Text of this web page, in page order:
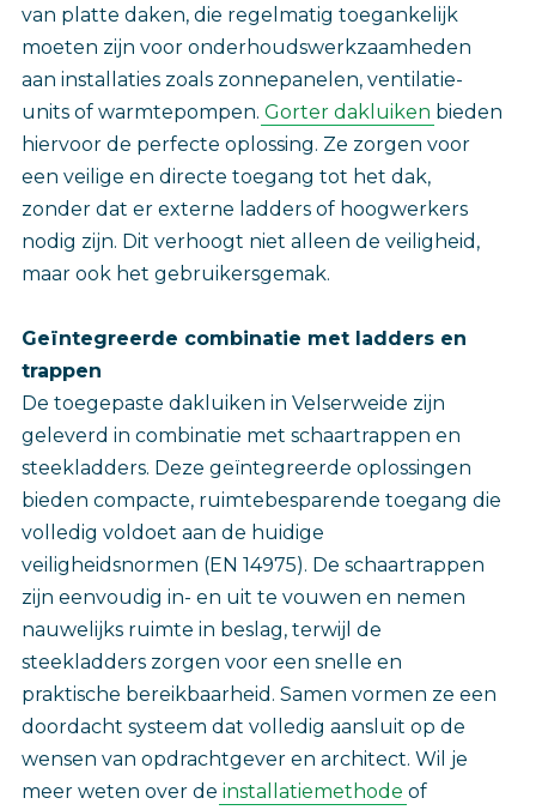
van platte daken, die regelmatig toegankelijk
moeten zijn voor onderhoudswerkzaamheden
aan installaties zoals zonnepanelen, ventilatie-
units of warmtepompen. Gorter dakluiken bieden
hiervoor de perfecte oplossing. Ze zorgen voor
een veilige en directe toegang tot het dak,
zonder dat er externe ladders of hoogwerkers
nodig zijn. Dit verhoogt niet alleen de veiligheid,
maar ook het gebruikersgemak.
Geïntegreerde combinatie met ladders en
trappen
De toegepaste dakluiken in Velserweide zijn
geleverd in combinatie met schaartrappen en
steekladders. Deze geïntegreerde oplossingen
bieden compacte, ruimtebesparende toegang die
volledig voldoet aan de huidige
veiligheidsnormen (EN 14975). De schaartrappen
zijn eenvoudig in- en uit te vouwen en nemen
nauwelijks ruimte in beslag, terwijl de
steekladders zorgen voor een snelle en
praktische bereikbaarheid. Samen vormen ze een
doordacht systeem dat volledig aansluit op de
wensen van opdrachtgever en architect. Wil je
meer weten over de installatiemethode of